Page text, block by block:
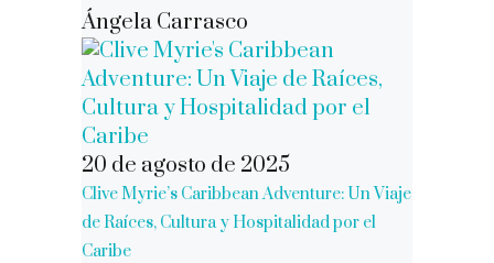
Ángela Carrasco
20 de agosto de 2025
Clive Myrie’s Caribbean Adventure: Un Viaje
de Raíces, Cultura y Hospitalidad por el
Caribe